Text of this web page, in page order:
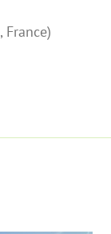
, France)